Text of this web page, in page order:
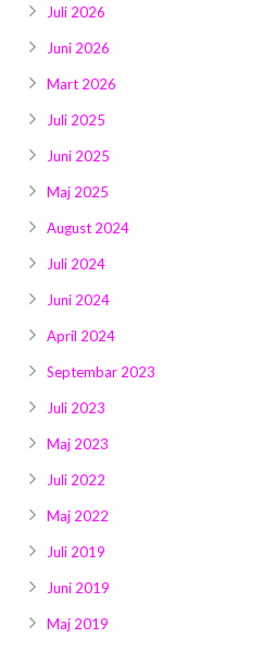
Juli 2026
Juni 2026
Mart 2026
Juli 2025
Juni 2025
Maj 2025
August 2024
Juli 2024
Juni 2024
April 2024
Septembar 2023
Juli 2023
Maj 2023
Juli 2022
Maj 2022
Juli 2019
Juni 2019
Maj 2019